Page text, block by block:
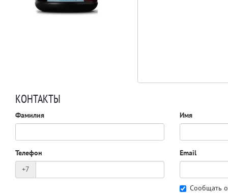
КОНТАКТЫ
Фамилия Имя
Телефон
+7
Email
Сообщать